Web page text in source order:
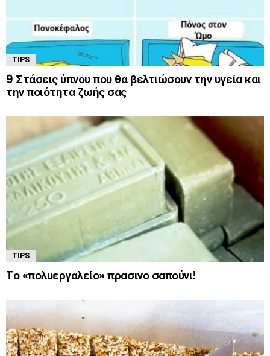
TIPS
9 Στάσεις ύπνου που θα βελτιώσουν την υγεία και
την ποιότητα ζωής σας
TIPS
Tο «πολυεργαλείο» πρασινο σαπούνι!